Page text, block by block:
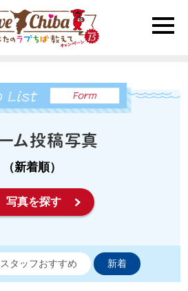
toggle
（新着順）
写真を探す
スタッフおすすめ 新着